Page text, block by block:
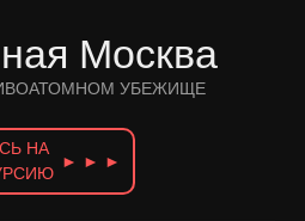
Москва
УБЕЖИЩЕ
НА
► ► ►